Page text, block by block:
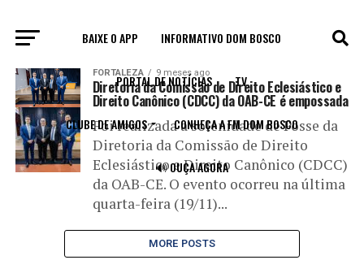
BAIXE O APP INFORMATIVO DOM BOSCO
PORTAL DE NOTÍCIAS TV
CLUBE DE AMIGOS CONHEÇA A FM DOM BOSCO
🔊 OUÇA AGORA
All posts tagged "OAB/CE"
FORTALEZA 9 meses ago
Diretoria da Comissão de Direito Eclesiástico e
Direito Canônico (CDCC) da OAB-CE é empossada
Foi realizada a solenidade de Posse da
Diretoria da Comissão de Direito
Eclesiástico e Direito Canônico (CDCC)
da OAB-CE. O evento ocorreu na última
quarta-feira (19/11)...
MORE POSTS